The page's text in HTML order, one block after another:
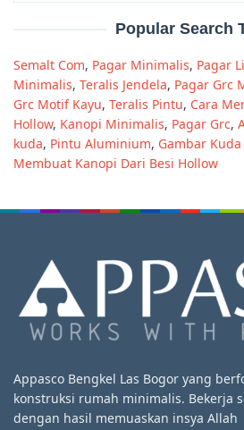
Popular Search
Semalt Com, Pagar Minimalis, Pagar
Minimalis, Teralis Jendela, Pagar Grc
Grc Motif Kayu, Teralis Pintu, Cara
Hollow, Kanopi Minimalis, Pagar Grc,
kuda, Pintu Aluminium, Gambar
Membuat Kanopi Dari Besi Hollow
Appasco Bengkel Las Bogor yang
konstruksi rumah minimalis. Bekerja
dengan hasil memuaskan insya Allah